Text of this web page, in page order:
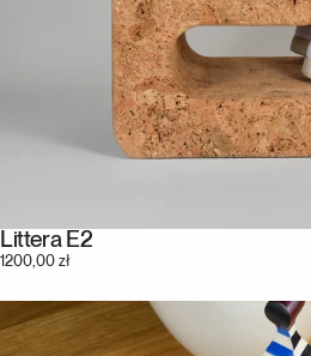
Littera E2
1200,00 zł